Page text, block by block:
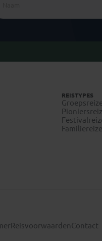
REISTYPES
ReisvoorwaardenContact